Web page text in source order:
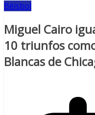
Béisbol
Miguel Cairo
10 triunfos
Blancas de